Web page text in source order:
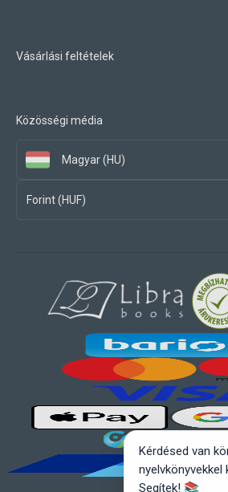
Vásárlási feltételek
Közösségi média
Magyar (HU)
Forint (HUF)
Kérdésed van
nyelvkönyvekkel
Segítek! 📚